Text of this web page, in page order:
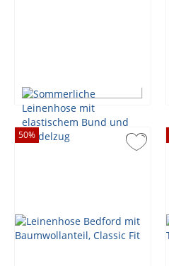
50%